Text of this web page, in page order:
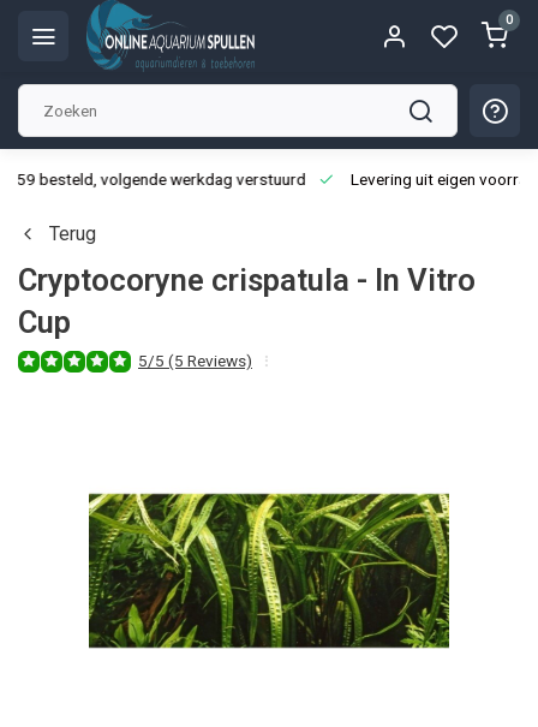
0
besteld, volgende werkdag verstuurd Levering uit eigen
Terug
Cryptocoryne crispatula - In Vitro
Cup
5/5 (5 Reviews)